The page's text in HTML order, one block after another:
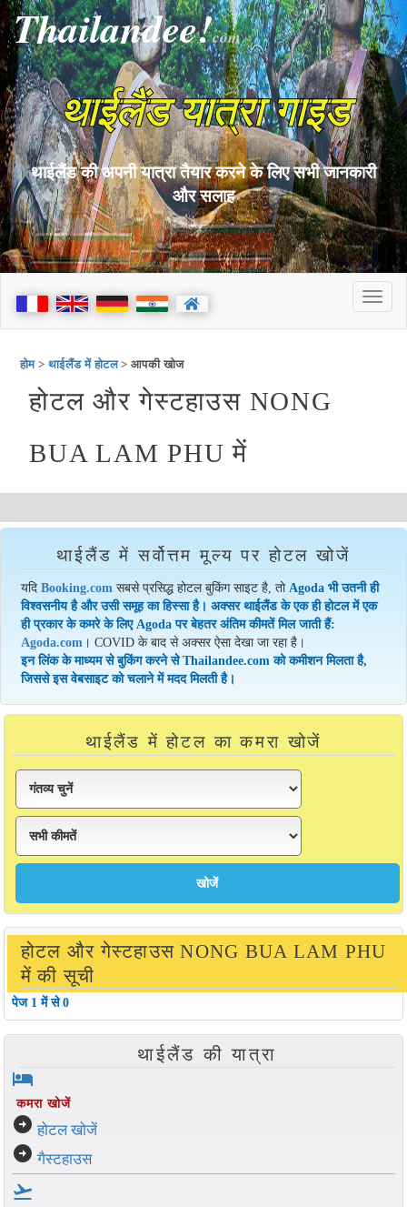
Thailandee!com
थाईलैंड यात्रा गाइड
थाईलैंड की अपनी यात्रा तैयार करने के लिए सभी जानकारी
और सलाह
होम>थाईलैंड में होटल> आपकी खोज
होटल और गेस्टहाउस NONG
BUA LAM PHU में
थाईलैंड में सर्वोत्तम मूल्य पर होटल खोजें
यदिBooking.com सबसे प्रसिद्ध होटल बुकिंग साइट है, तोAgoda भी उतनी ही
विश्वसनीय है और उसी समूह का हिस्सा है। अक्सर थाईलैंड के एक ही होटल में एक
ही प्रकार के कमरे के लिए Agoda पर बेहतर अंतिम कीमतें मिल जाती हैं:
Agoda.com । COVID के बाद से अक्सर ऐसा देखा जा रहा है।
इन लिंक के माध्यम से बुकिंग करने से Thailandee.com को कमीशन मिलता है,
जिससे इस वेबसाइट को चलाने में मदद मिलती है।
थाईलैंड में होटल का कमरा खोजें
होटल और गेस्टहाउस NONG BUA LAM PHU
में की सूची
पेज 1 में से 0
थाईलैंड की यात्रा
hotel
कमरा खोजें
arrow_circle_right होटल खोजें
arrow_circle_right गैस्टहाउस
flight_takeoff